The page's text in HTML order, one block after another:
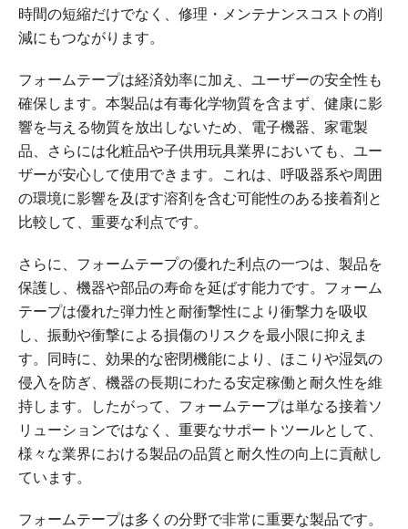
時間の短縮だけでなく、修理・メンテナンスコストの削
減にもつながります。
フォームテープは経済効率に加え、ユーザーの安全性も
確保します。本製品は有毒化学物質を含まず、健康に影
響を与える物質を放出しないため、電子機器、家電製
品、さらには化粧品や子供用玩具業界においても、ユー
ザーが安心して使用できます。これは、呼吸器系や周囲
の環境に影響を及ぼす溶剤を​​含む可能性のある接着剤と
比較して、重要な利点です。
さらに、フォームテープの優れた利点の一つは、製品を
保護し、機器や部品の寿命を延ばす能力です。フォーム
テープは優れた弾力性と耐衝撃性により衝撃力を吸収
し、振動や衝撃による損傷のリスクを最小限に抑えま
す。同時に、効果的な密閉機能により、ほこりや湿気の
侵入を防ぎ、機器の長期にわたる安定稼働と耐久性を維
持します。したがって、フォームテープは単なる接着ソ
リューションではなく、重要なサポートツールとして、
様々な業界における製品の品質と耐久性の向上に貢献し
ています。
フォームテープは多くの分野で非常に重要な製品です。